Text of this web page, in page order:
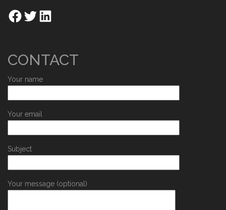
CONTACT
Your name
Your email
Subject
Your message (optional)